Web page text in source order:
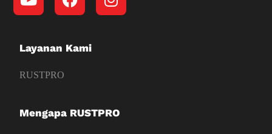
Layanan Kami
RUSTPRO
Mengapa RUSTPRO